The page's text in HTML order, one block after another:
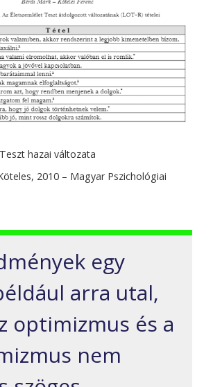
hazai változata
2010 – Magyar Pszichológiai
egy
arra utal,
optimizmus és a
nem